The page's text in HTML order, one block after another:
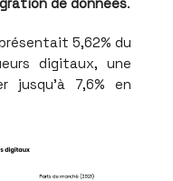
5,62% du
digitaux, une
jusqu'à 7,6% en